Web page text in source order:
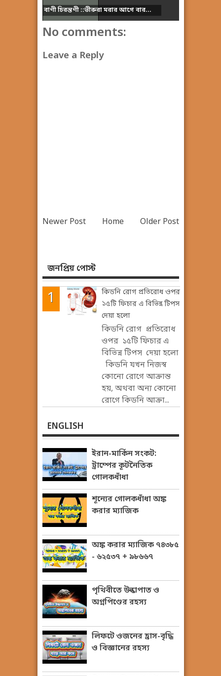
বাণী চিরন্তণী ::ভীরুরা মরার আগে বার...
No comments:
Leave a Reply
Newer Post Older Post
Home
জনপ্রিয় পোস্ট
কিডনি রোগ প্রতিরোধ ওপর
১৫টি ফিচার এ বিভিন্ন টিপস
দেয়া হলো
কিডনি রোগ প্রতিরোধ
ওপর ১৫টি ফিচার এ
বিভিন্ন টিপস দেয়া হলো
কিডনি যখন নিজস্ব
কোনো রোগে আক্রান্ত
হয়, অথবা অন্য কোনো
রোগে কিডনি আক্রা...
ENGLISH
ইরান-মার্কিন সংকট:
ট্রাম্পের কূটনৈতিক
গোলকধাঁধা
শূন্যের গোলকধাঁধা অঙ্ক
করার ম্যাজিক
অঙ্ক করার ম্যাজিক ৭৪৩৮৫
- ৬২৫৩৭ + ৯৮৬৬৭
পৃথিবীতে উল্কাপাত ও
অগ্নপিণ্ডের রহস্য
লিফটে ওজনের হ্রাস-বৃদ্ধি
ও বিজ্ঞানের রহস্য